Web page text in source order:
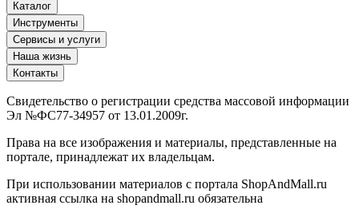
Каталог
Инструменты
Сервисы и услуги
Наша жизнь
Контакты
Свидетельство о регистрации средства массовой информации
Эл №ФС77-34957 от 13.01.2009г.
Права на все изображения и материалы, представленные на
портале, принадлежат их владельцам.
При использовании материалов с портала ShopAndMall.ru
активная ссылка на shopandmall.ru обязательна